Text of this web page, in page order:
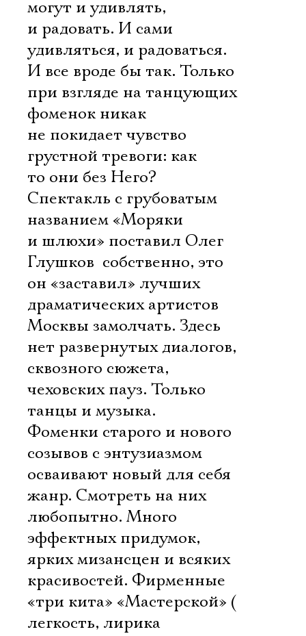
могут и удивлять,
и радовать. И сами
удивляться, и радоваться.
И все вроде бы так. Только
при взгляде на танцующих
фоменок никак
не покидает чувство
грустной тревоги: как
то они без Него?
Спектакль с грубоватым
названием «Моряки
и шлюхи» поставил Олег
Глушков  собственно, это
он «заставил» лучших
драматических артистов
Москвы замолчать. Здесь
нет развернутых диалогов,
сквозного сюжета,
чеховских пауз. Только
танцы и музыка.
Фоменки старого и нового
созывов с энтузиазмом
осваивают новый для себя
жанр. Смотреть на них
любопытно. Много
эффектных придумок,
ярких мизансцен и всяких
красивостей. Фирменные
«три кита» «Мастерской» (
легкость, лирика